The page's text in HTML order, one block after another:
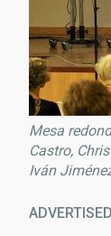
Mesa
Castro,
Iván